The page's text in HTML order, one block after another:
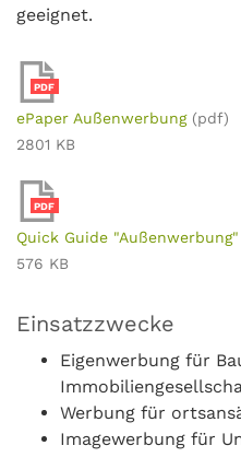
geeignet.
PDF
ePaper Außenwerbung (pdf)
2801 KB
PDF
Quick Guide "Außenwerbung"
576 KB
Einsatzzwecke
Eigenwerbung für
Werbung für
Imagewerbung für